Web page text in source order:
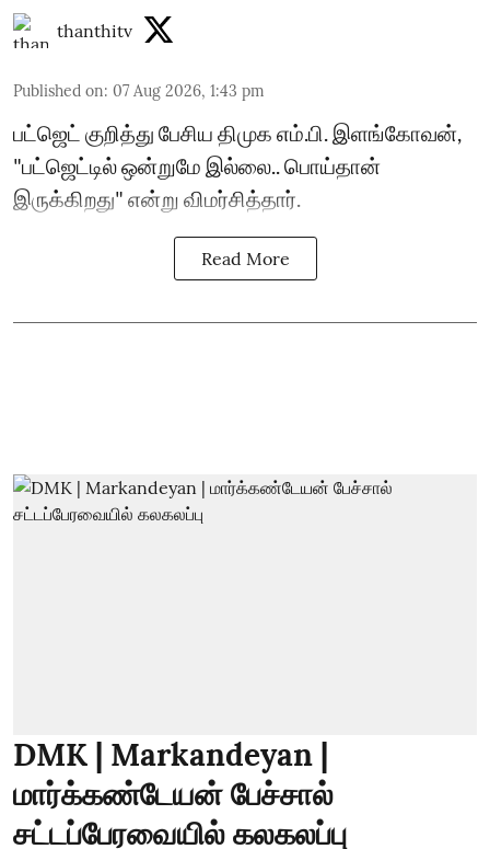
thanthitv
Published on: 07 Aug 2026, 1:43 pm
பட்ஜெட் குறித்து பேசிய திமுக எம்.பி. இளங்கோவன்,
"பட்ஜெட்டில் ஒன்றுமே இல்லை.. பொய்தான்
இருக்கிறது" என்று விமர்சித்தார்.
Read More
DMK | Markandeyan |
மார்க்கண்டேயன் பேச்சால்
சட்டப்பேரவையில் கலகலப்பு